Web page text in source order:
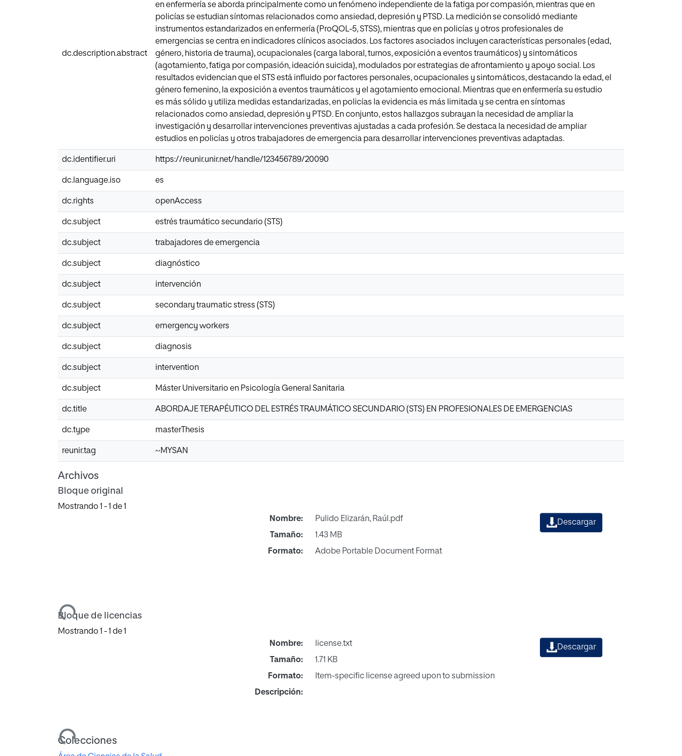
dc.description.abstract
en enfermería se aborda principalmente como un fenómeno independiente de la fatiga por compasión, mientras que en
policías se estudian síntomas relacionados como ansiedad, depresión y PTSD. La medición se consolidó mediante
instrumentos estandarizados en enfermería (ProQOL-5, STSS), mientras que en policías y otros profesionales de
emergencias se centra en indicadores clínicos asociados. Los factores asociados incluyen características personales (edad,
género, historia de trauma), ocupacionales (carga laboral, turnos, exposición a eventos traumáticos) y sintomáticos
(agotamiento, fatiga por compasión, ideación suicida), modulados por estrategias de afrontamiento y apoyo social. Los
resultados evidencian que el STS está influido por factores personales, ocupacionales y sintomáticos, destacando la edad, el
género femenino, la exposición a eventos traumáticos y el agotamiento emocional. Mientras que en enfermería su estudio
es más sólido y utiliza medidas estandarizadas, en policías la evidencia es más limitada y se centra en síntomas
relacionados como ansiedad, depresión y PTSD. En conjunto, estos hallazgos subrayan la necesidad de ampliar la
investigación y desarrollar intervenciones preventivas ajustadas a cada profesión. Se destaca la necesidad de ampliar
estudios en policías y otros trabajadores de emergencia para desarrollar intervenciones preventivas adaptadas.
dc.identifier.uri https://reunir.unir.net/handle/123456789/20090
dc.language.iso es
dc.rights openAccess
dc.subject estrés traumático secundario (STS)
dc.subject trabajadores de emergencia
dc.subject diagnóstico
dc.subject intervención
dc.subject secondary traumatic stress (STS)
dc.subject emergency workers
dc.subject diagnosis
dc.subject intervention
dc.subject Máster Universitario en Psicología General Sanitaria
dc.title ABORDAJE TERAPÉUTICO DEL ESTRÉS TRAUMÁTICO SECUNDARIO (STS) EN PROFESIONALES DE EMERGENCIAS
dc.type masterThesis
reunir.tag ~MYSAN
Archivos
Bloque original
Mostrando 1 - 1 de 1
Cargando...
Nombre:
Pulido Elizarán, Raúl.pdf
Tamaño:
1.43 MB
Formato:
Adobe Portable Document Format
Descargar
Bloque de licencias
Mostrando 1 - 1 de 1
Cargando...
Nombre:
license.txt
Tamaño:
1.71 KB
Formato:
Item-specific license agreed upon to submission
Descripción:
Descargar
Colecciones